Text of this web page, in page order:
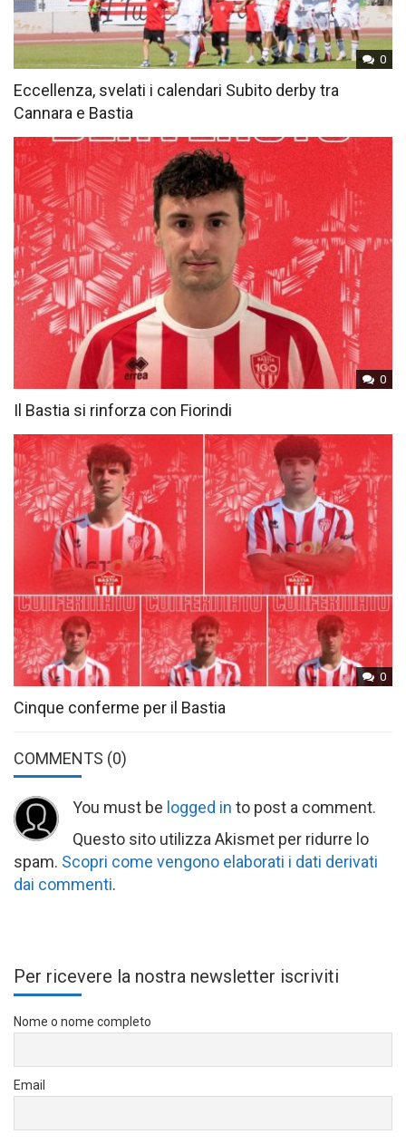
0
Eccellenza, svelati i calendari Subito derby tra
Cannara e Bastia
0
Il Bastia si rinforza con Fiorindi
0
Cinque conferme per il Bastia
COMMENTS (0)
You must be logged in to post a comment.
Questo sito utilizza Akismet per ridurre lo
spam. Scopri come vengono elaborati i dati derivati
dai commenti.
Per ricevere la nostra newsletter iscriviti
Nome o nome completo
Email